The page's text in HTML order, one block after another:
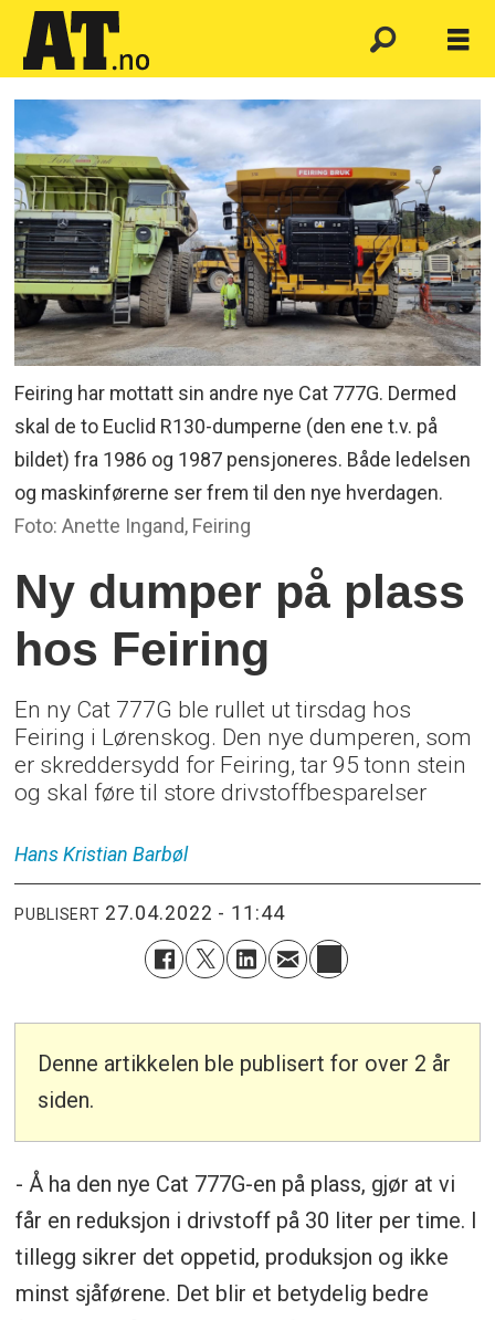
Feiring har mottatt sin andre nye Cat 777G. Dermed
skal de to Euclid R130-dumperne (den ene t.v. på
bildet) fra 1986 og 1987 pensjoneres. Både ledelsen
og maskinførerne ser frem til den nye hverdagen.
Foto: Anette Ingand, Feiring
Ny dumper på plass
hos Feiring
En ny Cat 777G ble rullet ut tirsdag hos
Feiring i Lørenskog. Den nye dumperen, som
er skreddersydd for Feiring, tar 95 tonn stein
og skal føre til store drivstoffbesparelser
Hans Kristian Barbøl
PUBLISERT 27.04.2022 - 11:44
Denne artikkelen ble publisert for over 2 år
siden.
- Å ha den nye Cat 777G-en på plass, gjør at vi
får en reduksjon i drivstoff på 30 liter per time. I
tillegg sikrer det oppetid, produksjon og ikke
minst sjåførene. Det blir et betydelig bedre